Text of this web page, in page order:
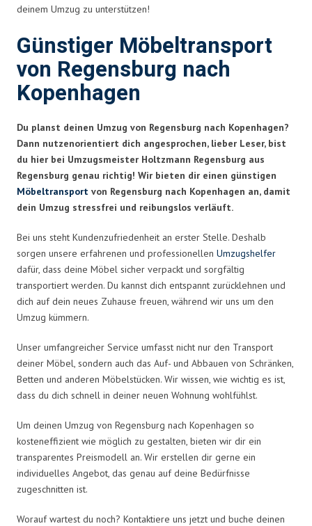
deinem Umzug zu unterstützen!
Günstiger Möbeltransport
von Regensburg nach
Kopenhagen
Du planst deinen Umzug von Regensburg nach Kopenhagen?
Dann nutzenorientiert dich angesprochen, lieber Leser, bist
du hier bei Umzugsmeister Holtzmann Regensburg aus
Regensburg genau richtig! Wir bieten dir einen günstigen
Möbeltransport von Regensburg nach Kopenhagen an, damit
dein Umzug stressfrei und reibungslos verläuft.
Bei uns steht Kundenzufriedenheit an erster Stelle. Deshalb
sorgen unsere erfahrenen und professionellen Umzugshelfer
dafür, dass deine Möbel sicher verpackt und sorgfältig
transportiert werden. Du kannst dich entspannt zurücklehnen und
dich auf dein neues Zuhause freuen, während wir uns um den
Umzug kümmern.
Unser umfangreicher Service umfasst nicht nur den Transport
deiner Möbel, sondern auch das Auf- und Abbauen von Schränken,
Betten und anderen Möbelstücken. Wir wissen, wie wichtig es ist,
dass du dich schnell in deiner neuen Wohnung wohlfühlst.
Um deinen Umzug von Regensburg nach Kopenhagen so
kosteneffizient wie möglich zu gestalten, bieten wir dir ein
transparentes Preismodell an. Wir erstellen dir gerne ein
individuelles Angebot, das genau auf deine Bedürfnisse
zugeschnitten ist.
Worauf wartest du noch? Kontaktiere uns jetzt und buche deinen